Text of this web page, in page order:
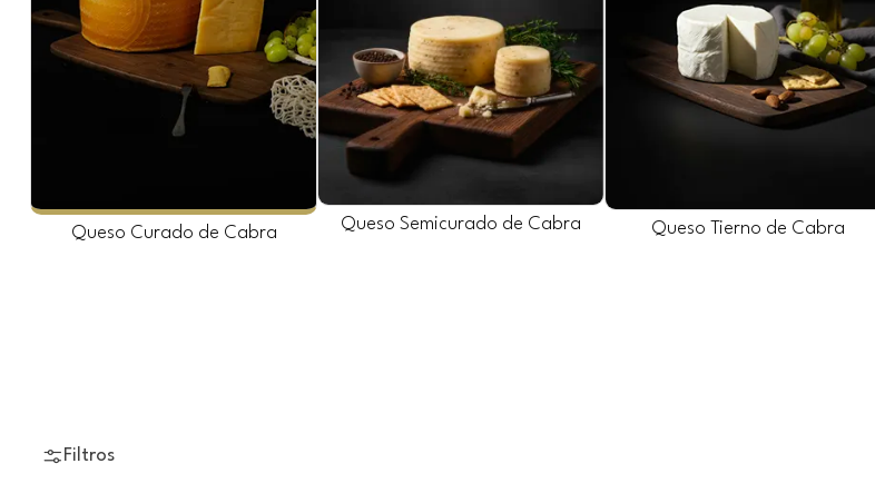
Queso Curado de Cabra Queso Semicurado de Cabra Queso Tierno de Cabra
Filtros